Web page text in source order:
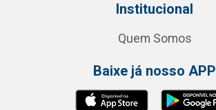
Institucional
Quem Somos
Baixe já nosso APP